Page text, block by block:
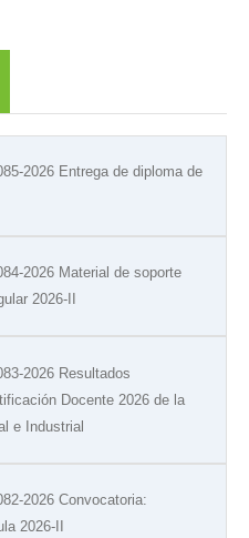
2026 Entrega de diploma de
2026 Material de soporte
2026-II
2026 Resultados
Docente 2026 de la
e Industrial
2026 Convocatoria:
2026-II